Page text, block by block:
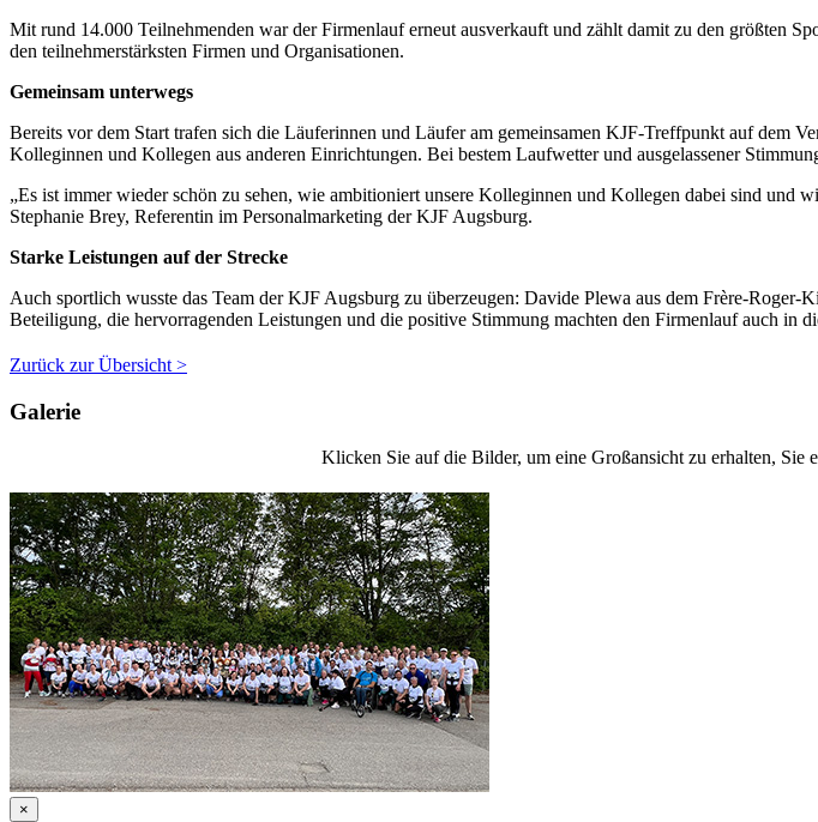
Mit rund 14.000 Teilnehmenden war der Firmenlauf erneut ausverkauft und zählt damit zu den größten
den teilnehmerstärksten Firmen und Organisationen.
Gemeinsam unterwegs
Bereits vor dem Start trafen sich die Läuferinnen und Läufer am gemeinsamen KJF-Treffpunkt auf dem
Kolleginnen und Kollegen aus anderen Einrichtungen. Bei bestem Laufwetter und ausgelassener
„Es ist immer wieder schön zu sehen, wie ambitioniert unsere Kolleginnen und Kollegen dabei sind und
Stephanie Brey, Referentin im Personalmarketing der KJF Augsburg.
Starke Leistungen auf der Strecke
Auch sportlich wusste das Team der KJF Augsburg zu überzeugen: Davide Plewa aus dem Frère-
Beteiligung, die hervorragenden Leistungen und die positive Stimmung machten den Firmenlauf auch in
Zurück zur Übersicht >
Galerie
Klicken Sie auf die Bilder, um eine Großansicht zu erhalten,
×